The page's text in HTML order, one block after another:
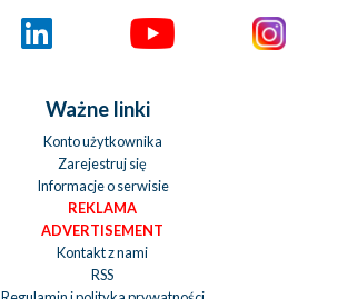
Ważne linki
Konto użytkownika
Zarejestruj się
Informacje o serwisie
REKLAMA
ADVERTISEMENT
Kontakt z nami
RSS